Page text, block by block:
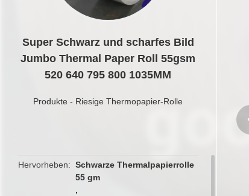
Super Schwarz und scharfes Bild
Jumbo Thermal Paper Roll 55gsm
520 640 795 800 1035MM
Produkte - Riesige Thermopapier-Rolle
Hervorheben
Schwarze Thermalpapierrolle
55 gm
,